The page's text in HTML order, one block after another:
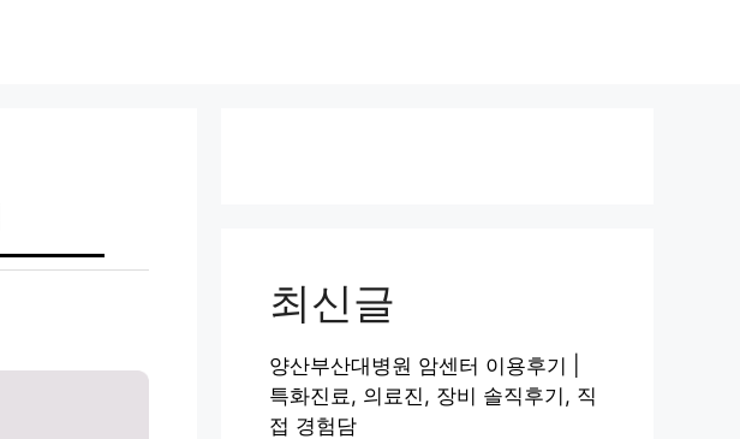
최신글
양산부산대병원 암센터 이용후기 |
특화진료, 의료진, 장비 솔직후기, 직
접 경험담